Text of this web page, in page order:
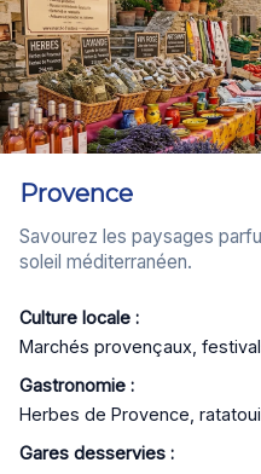
Provence
Savourez les paysages
soleil méditerranéen.
Culture locale :
Marchés provençaux,
Gastronomie :
Herbes de Provence,
Gares desservies :